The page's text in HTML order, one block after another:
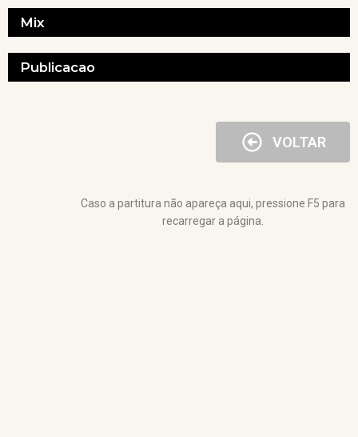
Mix
Publicacao
VOLTAR
Caso a partitura não apareça aqui, pressione F5 para
recarregar a página.